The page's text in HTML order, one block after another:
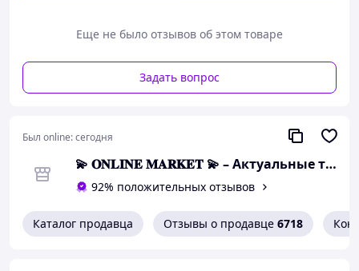
Еще не было отзывов об этом товаре
Задать вопрос
Был online:сегодня
💫 𝐎𝐍𝐋𝐈𝐍𝐄 𝐌𝐀𝐑𝐊𝐄𝐓 💫 – Актуальные товары по самым выгодным ценам!
92% положительных отзывов
Каталог продавца Отзывы о продавце 6718